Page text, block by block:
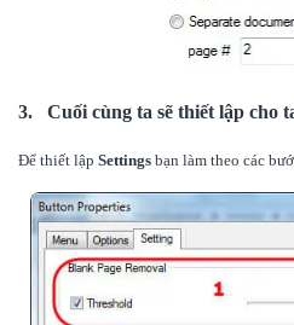
3. Cuối cùng ta sẽ thiết lập cho
Để thiết lập Settings bạn làm theo các